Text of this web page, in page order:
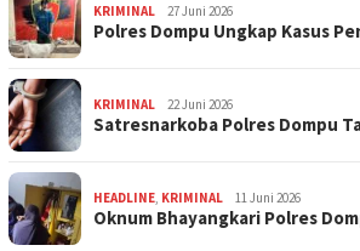
KRIMINAL 27 Juni 2026
Polres Dompu Ungkap Kasus
KRIMINAL 22 Juni 2026
Satresnarkoba Polres Dompu
HEADLINE KRIMINAL 11 Juni 2026
Oknum Bhayangkari Polres